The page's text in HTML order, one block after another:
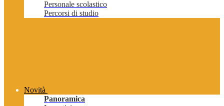
Personale scolastico
Percorsi di studio
Novità
Panoramica